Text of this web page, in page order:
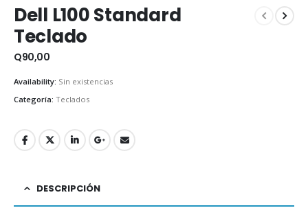
Dell L100 Standard
Teclado
Q90,00
Availability: Sin existencias
Categoría: Teclados
DESCRIPCIÓN